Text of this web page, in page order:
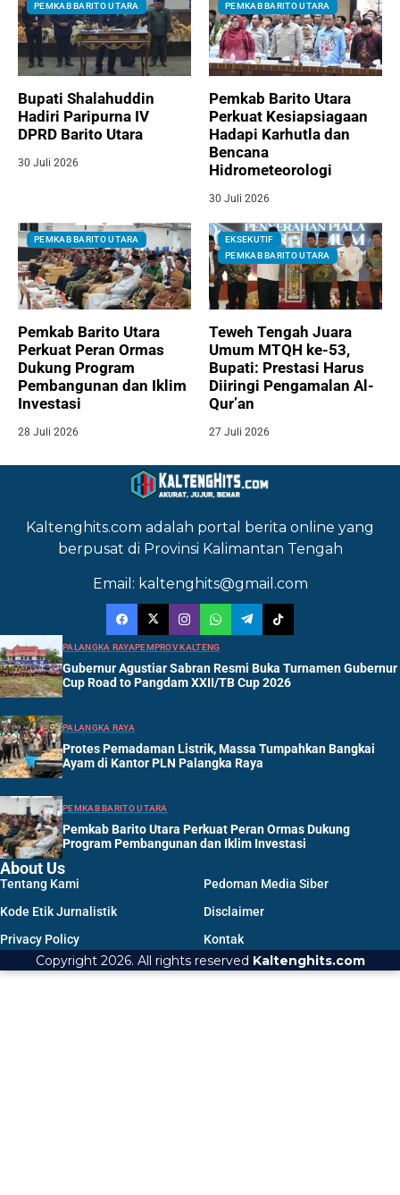
PEMKAB BARITO UTARA
Bupati Shalahuddin
Hadiri Paripurna IV
DPRD Barito Utara
30 Juli 2026
PEMKAB BARITO UTARA
Pemkab Barito Utara
Perkuat Kesiapsiagaan
Hadapi Karhutla dan
Bencana
Hidrometeorologi
30 Juli 2026
PEMKAB BARITO UTARA
Pemkab Barito Utara
Perkuat Peran Ormas
Dukung Program
Pembangunan dan Iklim
Investasi
28 Juli 2026
EKSEKUTIF
PEMKAB BARITO UTARA
Teweh Tengah Juara
Umum MTQH ke-53,
Bupati: Prestasi Harus
Diiringi Pengamalan Al-
Qur’an
27 Juli 2026
Kaltenghits.com adalah portal berita online yang
berpusat di Provinsi Kalimantan Tengah
Email: kaltenghits@gmail.com
PALANGKA RAYAPEMPROV KALTENG
Gubernur Agustiar Sabran Resmi Buka Turnamen Gubernur
Cup Road to Pangdam XXII/TB Cup 2026
PALANGKA RAYA
Protes Pemadaman Listrik, Massa Tumpahkan Bangkai
Ayam di Kantor PLN Palangka Raya
PEMKAB BARITO UTARA
Pemkab Barito Utara Perkuat Peran Ormas Dukung
Program Pembangunan dan Iklim Investasi
About Us
Tentang Kami
Pedoman Media Siber
Kode Etik Jurnalistik
Disclaimer
Privacy Policy
Kontak
Copyright 2026. All rights reserved Kaltenghits.com